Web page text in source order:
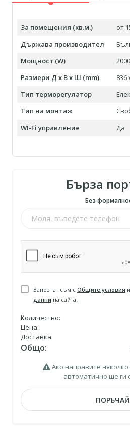
Бърза
Без
Запознат съм с Общите условия
данни на сайта.
Количество:
Цена:
Доставка:
Общо:
Ако направите
автоматично ще ги
ПОРЪЧАЙ
За помещения (кв.м.)
от
Държава производител
Мощност (W)
2000
Размери Д х В х Ш (mm)
836
Тип терморегулатор
Тип на монтаж
WI-Fi управление
Да